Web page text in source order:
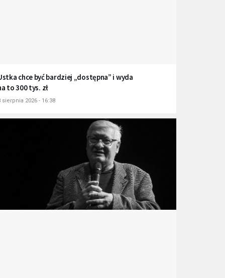
chce być bardziej „dostępna” i wyda
to 300 tys. zł
sierpnia 2026 - 16:38